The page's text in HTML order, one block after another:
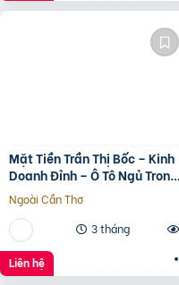
Mặt Tiền Trần Thị Bốc – Kinh
Doanh Đỉnh – Ô Tô Ngủ Trong
Nhà
Ngoài Cần Thơ
3 tháng
Liên hệ